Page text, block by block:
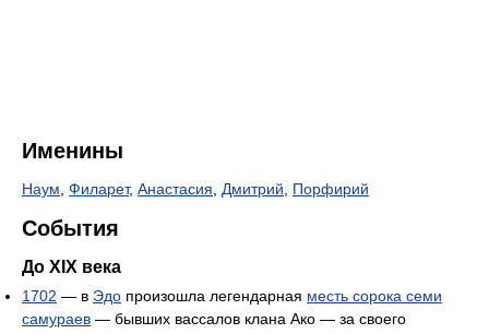
Именины
Наум Филарет, Анастасия Дмитрий Порфирий
События
До XIX века
1702 — в Эдо произошла легендарная месть сорока семи
самураев — бывших вассалов клана Ако — за своего